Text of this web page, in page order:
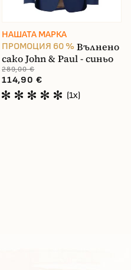
НАШАТА МАРКА
ПРОМОЦИЯ 60 % Вълнено
сако John & Paul - синьо
289,00 €
114,90 €
(1x)